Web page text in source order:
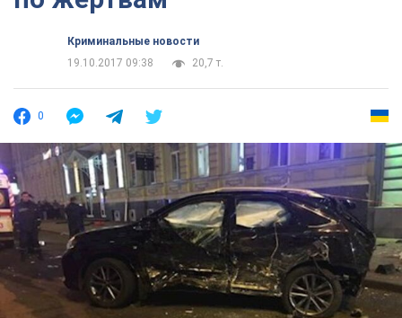
Криминальные новости
19.10.2017 09:38
20,7 т.
0